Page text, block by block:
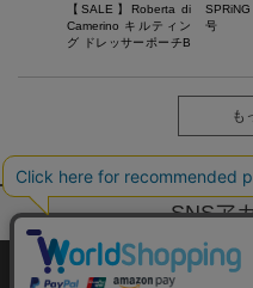
【SALE】Roberta di
Camerino キルティン
グ ドレッサーポーチB
号
も
SNSア
サイトマップ